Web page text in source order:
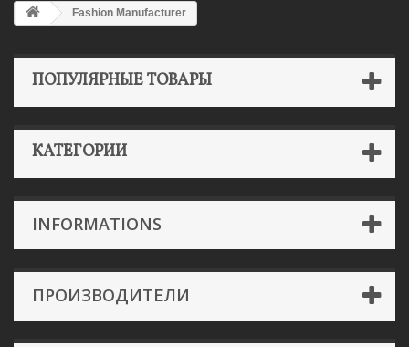
Fashion Manufacturer
ПОПУЛЯРНЫЕ ТОВАРЫ
КАТЕГОРИИ
INFORMATIONS
ПРОИЗВОДИТЕЛИ